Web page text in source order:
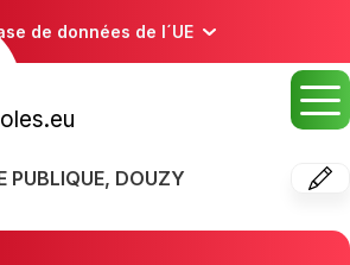
de données de l´UE
PUBLIQUE, DOUZY